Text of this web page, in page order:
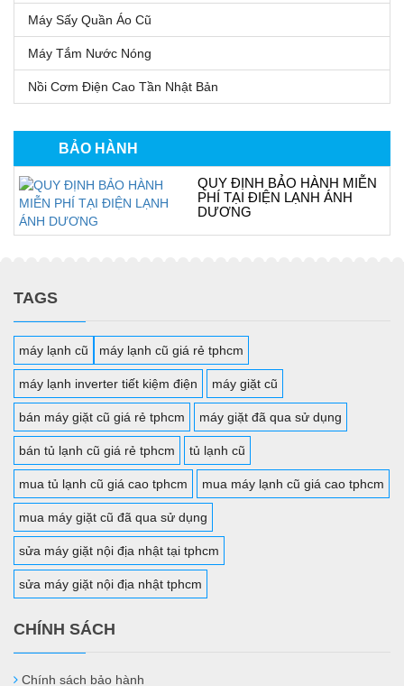
Máy Sấy Quần Áo Cũ
Máy Tắm Nước Nóng
Nồi Cơm Điện Cao Tần Nhật Bản
BẢO HÀNH
QUY ĐỊNH BẢO HÀNH MIỄN
PHÍ TẠI ĐIỆN LẠNH ÁNH
DƯƠNG
TAGS
máy lạnh cũ máy lạnh cũ giá rẻ tphcm
máy lạnh inverter tiết kiệm điện máy giặt cũ
bán máy giặt cũ giá rẻ tphcm máy giặt đã qua sử dụng
bán tủ lạnh cũ giá rẻ tphcm tủ lạnh cũ
mua tủ lạnh cũ giá cao tphcm mua máy lạnh cũ giá cao tphcm
mua máy giặt cũ đã qua sử dụng
sửa máy giặt nội địa nhật tại tphcm
sửa máy giặt nội địa nhật tphcm
CHÍNH SÁCH
Chính sách bảo hành